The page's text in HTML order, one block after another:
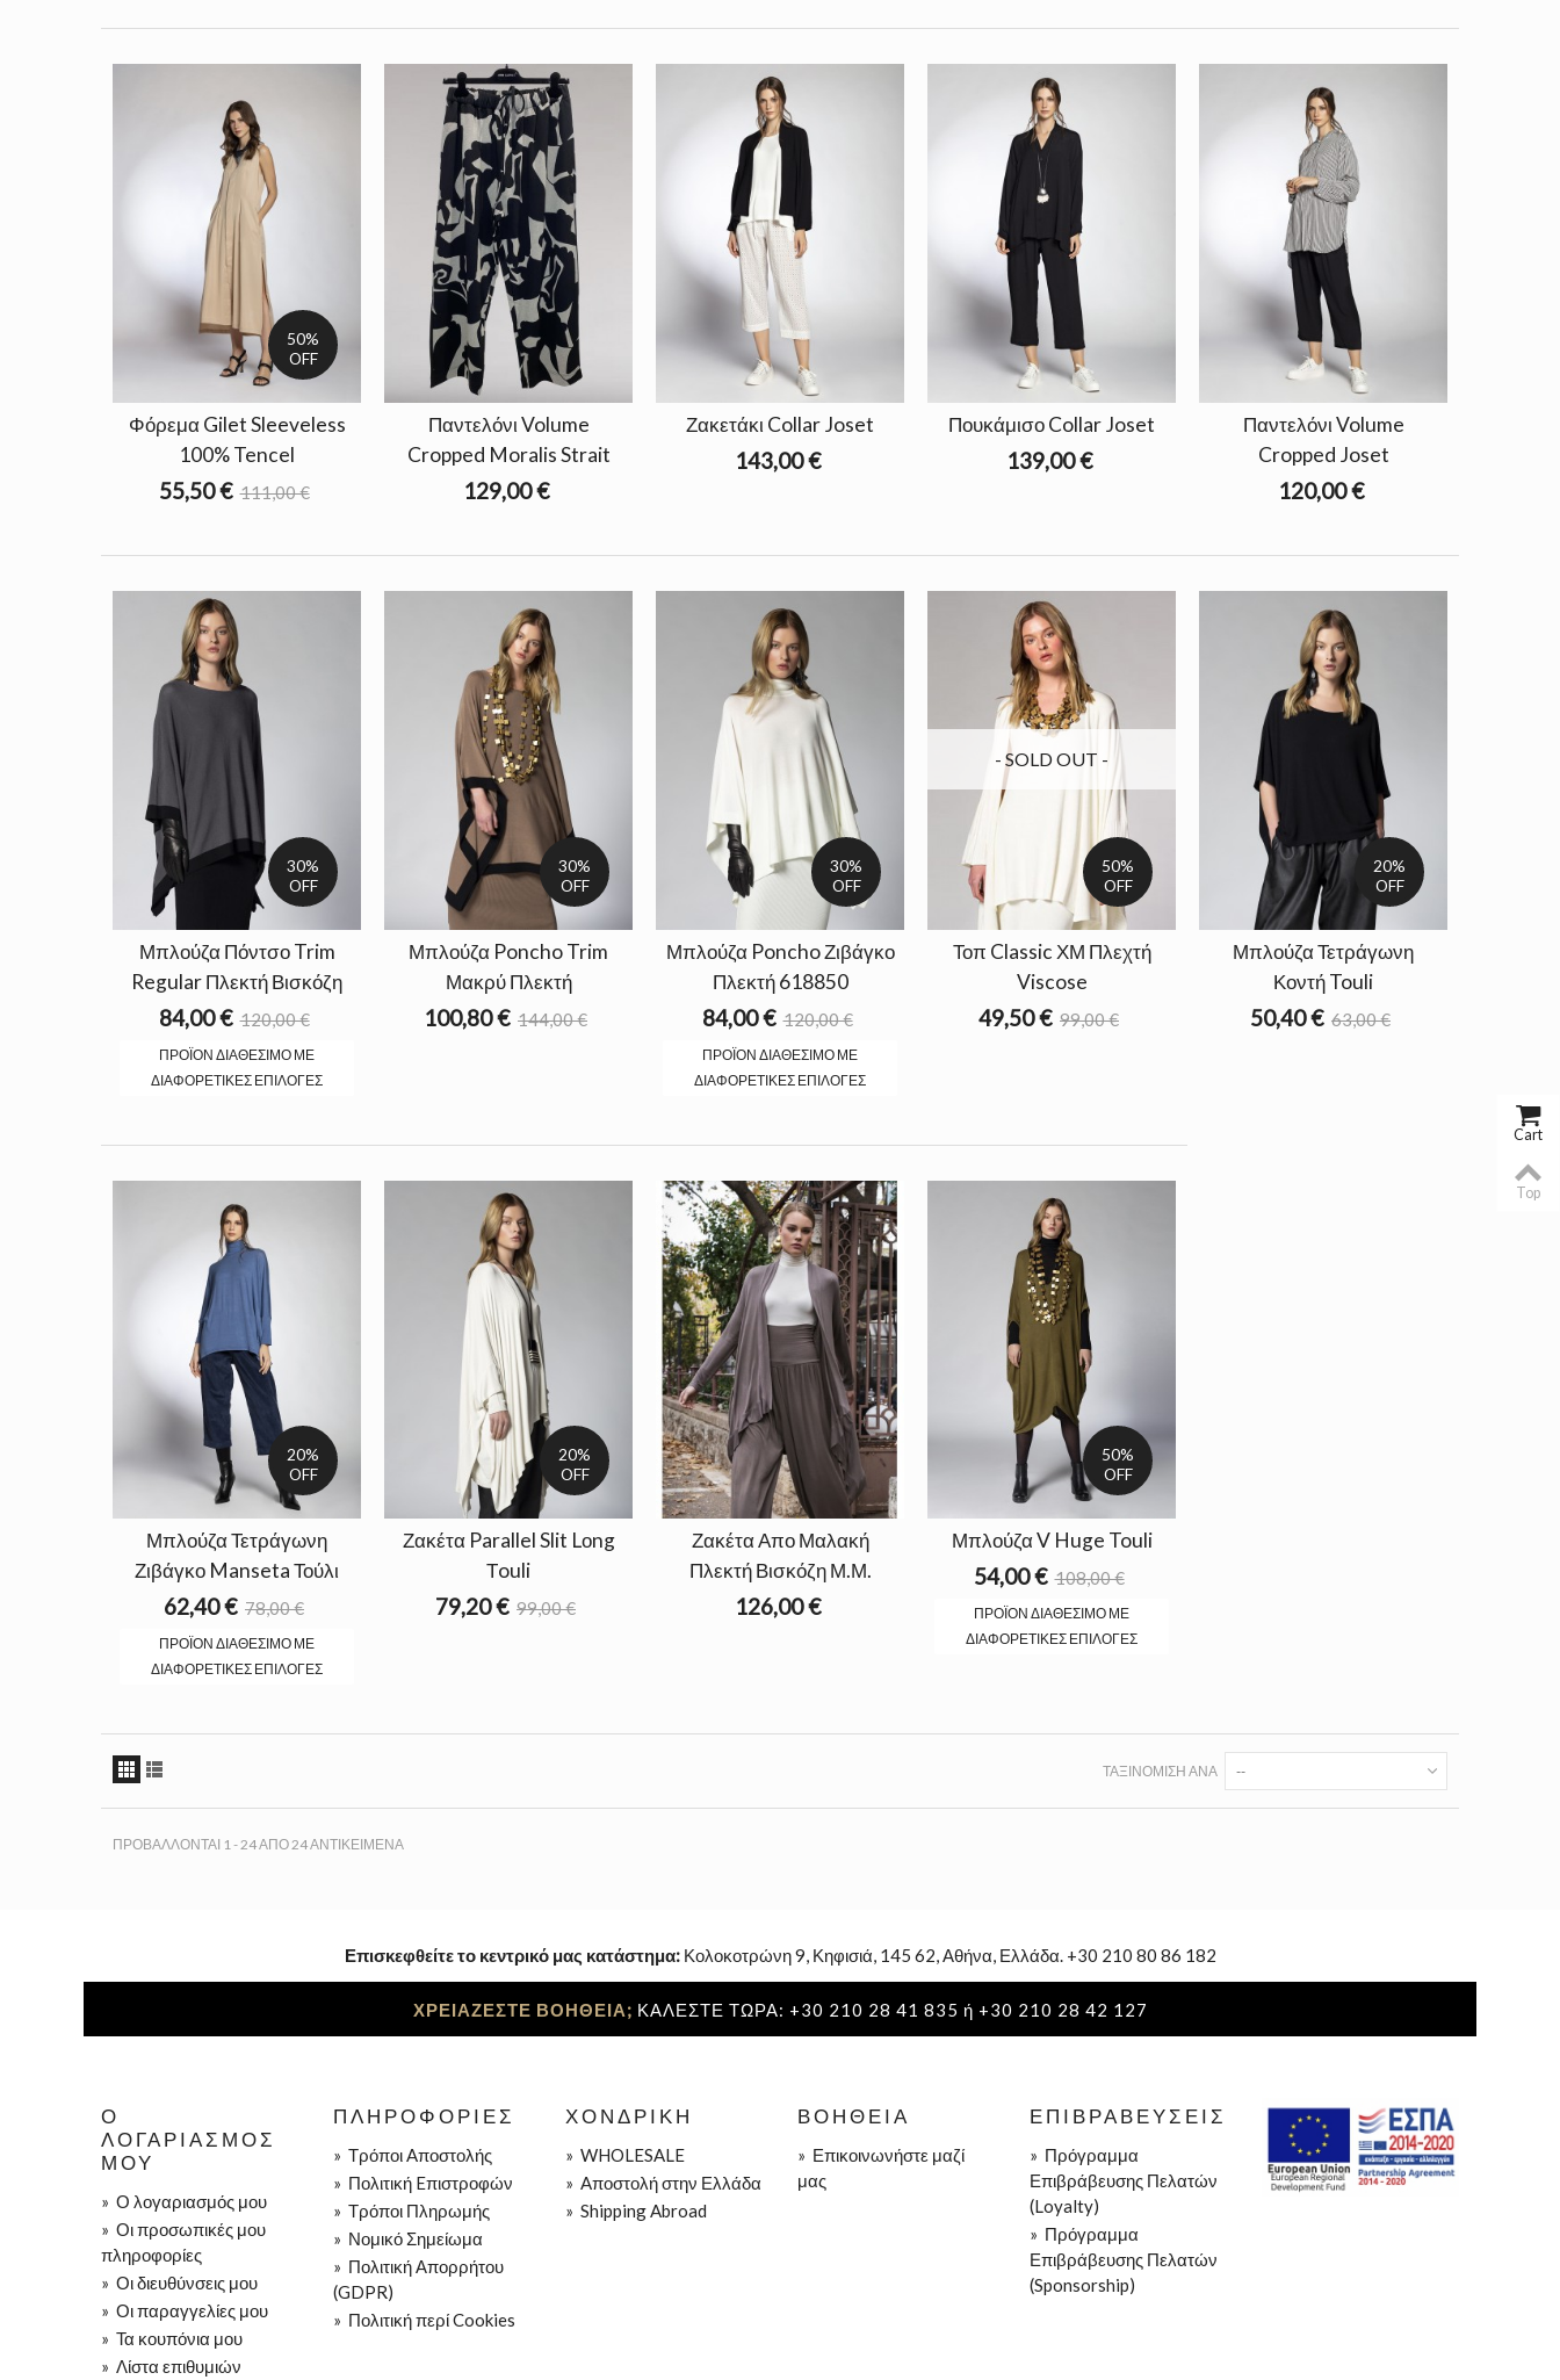
50%
OFF
Φόρεμα Gilet Sleeveless
100% Tencel
55,50 € 111,00 €
Παντελόνι Volume
Cropped Moralis Strait
129,00 €
Ζακετάκι Collar Joset
143,00 €
Πουκάμισο Collar Joset
139,00 €
Παντελόνι Volume
Cropped Joset
120,00 €
30%
OFF
Μπλούζα Πόντσο Trim
Regular Πλεκτή Βισκόζη
84,00 € 120,00 €
ΠΡΟΪΌΝ ΔΙΑΘΈΣΙΜΟ ΜΕ
ΔΙΑΦΟΡΕΤΙΚΈΣ ΕΠΙΛΟΓΈΣ
30%
OFF
Μπλούζα Poncho Trim
Μακρύ Πλεκτή
100,80 € 144,00 €
30%
OFF
Μπλούζα Poncho Ζιβάγκο
Πλεκτή 618850
84,00 € 120,00 €
ΠΡΟΪΌΝ ΔΙΑΘΈΣΙΜΟ ΜΕ
ΔΙΑΦΟΡΕΤΙΚΈΣ ΕΠΙΛΟΓΈΣ
50%
OFF
- SOLD OUT -
Τοπ Classic ΧΜ Πλεχτή
Viscose
49,50 € 99,00 €
20%
OFF
Μπλούζα Τετράγωνη
Κοντή Touli
50,40 € 63,00 €
20%
OFF
Μπλούζα Τετράγωνη
Ζιβάγκο Manseta Τούλι
62,40 € 78,00 €
ΠΡΟΪΌΝ ΔΙΑΘΈΣΙΜΟ ΜΕ
ΔΙΑΦΟΡΕΤΙΚΈΣ ΕΠΙΛΟΓΈΣ
20%
OFF
Ζακέτα Parallel Slit Lοng
Τouli
79,20 € 99,00 €
Ζακέτα Απο Μαλακή
Πλεκτή Βισκόζη Μ.Μ.
126,00 €
50%
OFF
Μπλούζα V Huge Touli
54,00 € 108,00 €
ΠΡΟΪΌΝ ΔΙΑΘΈΣΙΜΟ ΜΕ
ΔΙΑΦΟΡΕΤΙΚΈΣ ΕΠΙΛΟΓΈΣ
ΤΑΞΙΝΌΜΙΣΗ ΑΝΆ --
ΠΡΟΒΆΛΛΟΝΤΑΙ 1 - 24 ΑΠΌ 24 ΑΝΤΙΚΕΊΜΕΝΑ
Επισκεφθείτε το κεντρικό μας κατάστημα:Κολοκοτρώνη 9, Κηφισιά, 145 62, Αθήνα, Ελλάδα. +30 210 80 86 182
ΧΡΕΙΑΖΕΣΤΕ ΒΟΗΘΕΙΑ; ΚΑΛΕΣΤΕ ΤΩΡΑ: +30 210 28 41 835 ή +30 210 28 42 127
Ο
ΛΟΓΑΡΙΑΣΜΌΣ
ΜΟΥ
» Ο λογαριασμός μου
» Οι προσωπικές μου
πληροφορίες
» Οι διευθύνσεις μου
» Οι παραγγελίες μου
» Τα κουπόνια μου
» Λίστα επιθυμιών
ΠΛΗΡΟΦΟΡΊΕΣ
» Τρόποι Aποστολής
» Πολιτική Eπιστροφών
» Τρόποι Πληρωμής
» Νομικό Σημείωμα
» Πολιτική Απορρήτου
(GDPR)
» Πολιτική περί Cookies
ΧΟΝΔΡΙΚΉ
» WHOLESALE
» Aποστολή στην Ελλάδα
» Shipping Abroad
ΒΟΉΘΕΙΑ
» Επικοινωνήστε μαζί
μας
ΕΠΙΒΡΑΒΕΎΣΕΙΣ
» Πρόγραμμα
Επιβράβευσης Πελατών
(Loyalty)
» Πρόγραμμα
Επιβράβευσης Πελατών
(Sponsorship)
Cart
Top